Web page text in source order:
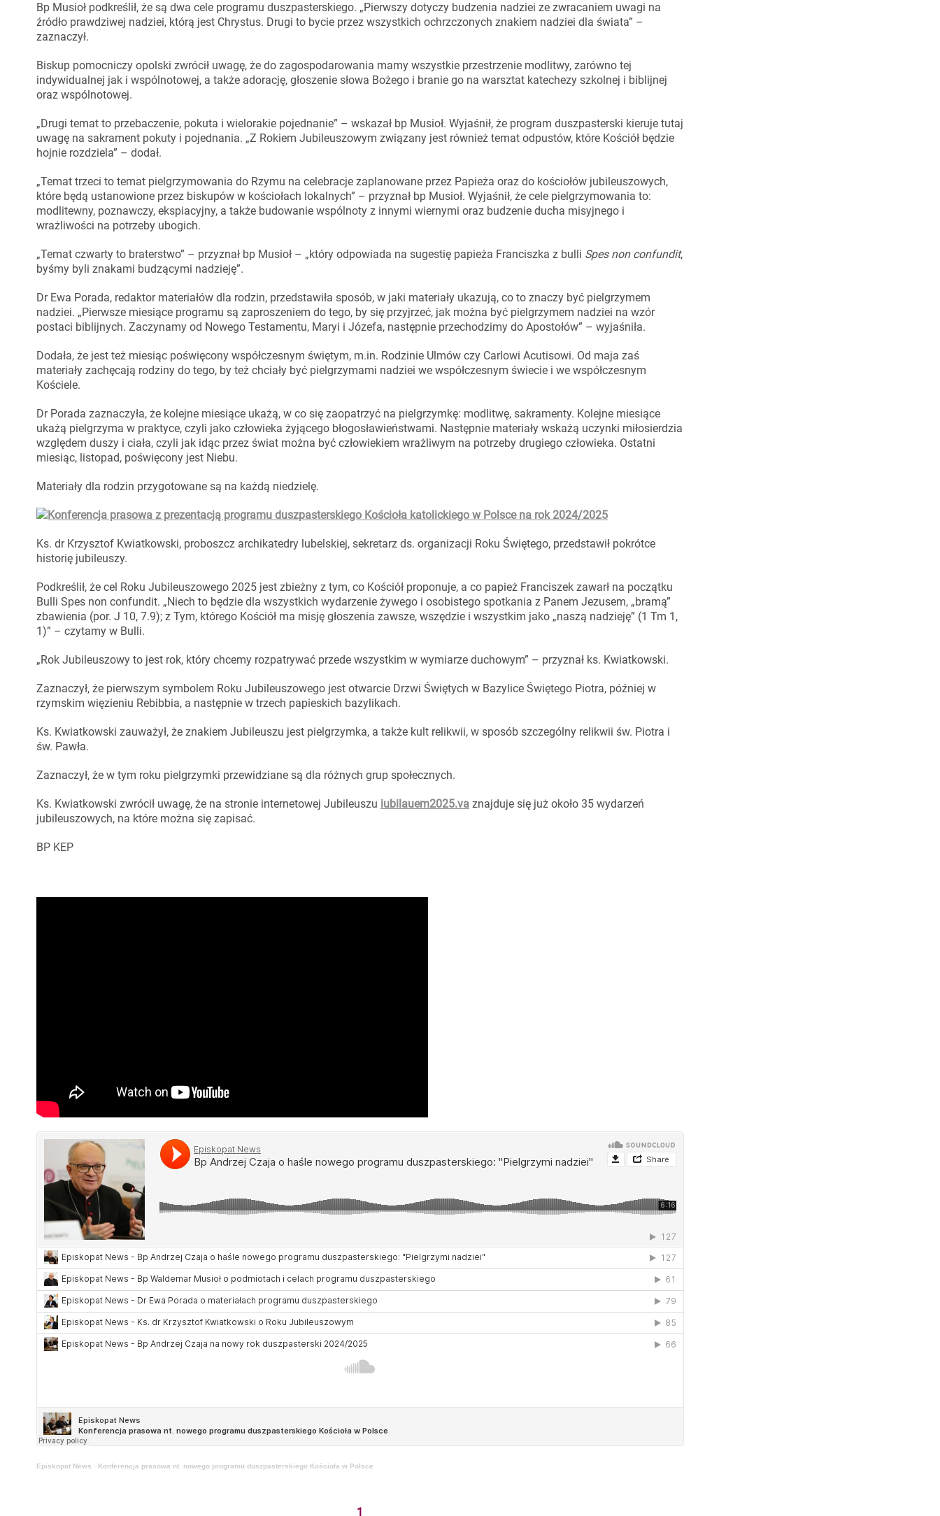
Bp Musioł podkreślił, że są dwa cele programu duszpasterskiego. „Pierwszy dotyczy budzenia nadziei ze zwracaniem uwagi na
źródło prawdziwej nadziei, którą jest Chrystus. Drugi to bycie przez wszystkich ochrzczonych znakiem nadziei dla świata” –
zaznaczył.
Biskup pomocniczy opolski zwrócił uwagę, że do zagospodarowania mamy wszystkie przestrzenie modlitwy, zarówno tej
indywidualnej jak i wspólnotowej, a także adorację, głoszenie słowa Bożego i branie go na warsztat katechezy szkolnej i biblijnej
oraz wspólnotowej.
„Drugi temat to przebaczenie, pokuta i wielorakie pojednanie” – wskazał bp Musioł. Wyjaśnił, że program duszpasterski kieruje tutaj
uwagę na sakrament pokuty i pojednania. „Z Rokiem Jubileuszowym związany jest również temat odpustów, które Kościół będzie
hojnie rozdziela” – dodał.
„Temat trzeci to temat pielgrzymowania do Rzymu na celebracje zaplanowane przez Papieża oraz do kościołów jubileuszowych,
które będą ustanowione przez biskupów w kościołach lokalnych” – przyznał bp Musioł. Wyjaśnił, że cele pielgrzymowania to:
modlitewny, poznawczy, ekspiacyjny, a także budowanie wspólnoty z innymi wiernymi oraz budzenie ducha misyjnego i
wrażliwości na potrzeby ubogich.
„Temat czwarty to braterstwo” – przyznał bp Musioł – „który odpowiada na sugestię papieża Franciszka z bulli Spes non confundit,
byśmy byli znakami budzącymi nadzieję”.
Dr Ewa Porada, redaktor materiałów dla rodzin, przedstawiła sposób, w jaki materiały ukazują, co to znaczy być pielgrzymem
nadziei. „Pierwsze miesiące programu są zaproszeniem do tego, by się przyjrzeć, jak można być pielgrzymem nadziei na wzór
postaci biblijnych. Zaczynamy od Nowego Testamentu, Maryi i Józefa, następnie przechodzimy do Apostołów” – wyjaśniła.
Dodała, że jest też miesiąc poświęcony współczesnym świętym, m.in. Rodzinie Ulmów czy Carlowi Acutisowi. Od maja zaś
materiały zachęcają rodziny do tego, by też chciały być pielgrzymami nadziei we współczesnym świecie i we współczesnym
Kościele.
Dr Porada zaznaczyła, że kolejne miesiące ukażą, w co się zaopatrzyć na pielgrzymkę: modlitwę, sakramenty. Kolejne miesiące
ukażą pielgrzyma w praktyce, czyli jako człowieka żyjącego błogosławieństwami. Następnie materiały wskażą uczynki miłosierdzia
względem duszy i ciała, czyli jak idąc przez świat można być człowiekiem wrażliwym na potrzeby drugiego człowieka. Ostatni
miesiąc, listopad, poświęcony jest Niebu.
Materiały dla rodzin przygotowane są na każdą niedzielę.
Ks. dr Krzysztof Kwiatkowski, proboszcz archikatedry lubelskiej, sekretarz ds. organizacji Roku Świętego, przedstawił pokrótce
historię jubileuszy.
Podkreślił, że cel Roku Jubileuszowego 2025 jest zbieżny z tym, co Kościół proponuje, a co papież Franciszek zawarł na początku
Bulli Spes non confundit. „Niech to będzie dla wszystkich wydarzenie żywego i osobistego spotkania z Panem Jezusem, „bramą”
zbawienia (por. J 10, 7.9); z Tym, którego Kościół ma misję głoszenia zawsze, wszędzie i wszystkim jako „naszą nadzieję” (1 Tm 1,
1)” – czytamy w Bulli.
„Rok Jubileuszowy to jest rok, który chcemy rozpatrywać przede wszystkim w wymiarze duchowym” – przyznał ks. Kwiatkowski.
Zaznaczył, że pierwszym symbolem Roku Jubileuszowego jest otwarcie Drzwi Świętych w Bazylice Świętego Piotra, później w
rzymskim więzieniu Rebibbia, a następnie w trzech papieskich bazylikach.
Ks. Kwiatkowski zauważył, że znakiem Jubileuszu jest pielgrzymka, a także kult relikwii, w sposób szczególny relikwii św. Piotra i
św. Pawła.
Zaznaczył, że w tym roku pielgrzymki przewidziane są dla różnych grup społecznych.
Ks. Kwiatkowski zwrócił uwagę, że na stronie internetowej Jubileuszu iubilauem2025.va znajduje się już około 35 wydarzeń
jubileuszowych, na które można się zapisać.
BP KEP
Episkopat News · Konferencja prasowa nt. nowego programu duszpasterskiego Kościoła w Polsce
1